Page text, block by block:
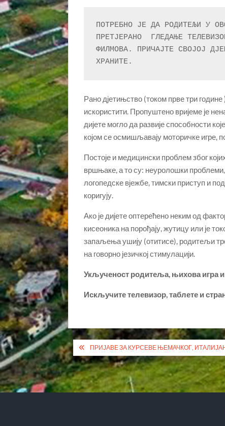
ПОТРЕБНО ЈЕ ДА РОДИТЕЉИ У
ПРЕТЈЕРАНО  ГЛЕДАЊЕ
ФИЛМОВА. ПРИЧАЈТЕ СВОЈОЈ
ХРАНИТЕ.
Рано дјетињство (током прве три године
искористити. Пропуштено вријеме је
дијете могло да развије способности
којом се осмишљавају моторичке игре,
Постоје и медицински проблем због
вршњаке, а то су: неуролошки
логопедске вјежбе, тимски приступ и
коригују.
Ако је дијете оптерећено неким од
кисеоника на порођају, жутицу или је
запаљења ушију (отитисе), родитељи
на говорно језичкој стимулацији.
Укљученост родитеља, њихова игра и
Искључите телевизор, таблете и
Кретање
чланка
ПРИЈАВЕ ЗА КУРСЕВЕ ЊЕМАЧКОГ,